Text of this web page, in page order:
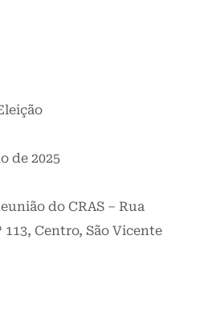
de 2025
do CRAS – Rua
Centro, São Vicente